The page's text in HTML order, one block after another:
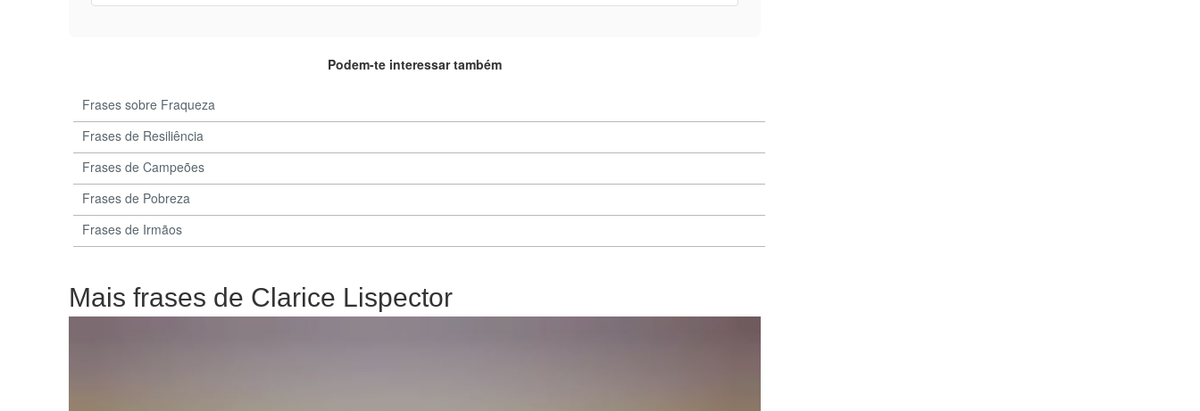
Podem-te interessar também
Frases sobre Fraqueza
Frases de Resiliência
Frases de Campeões
Frases de Pobreza
Frases de Irmãos
Mais frases de Clarice Lispector